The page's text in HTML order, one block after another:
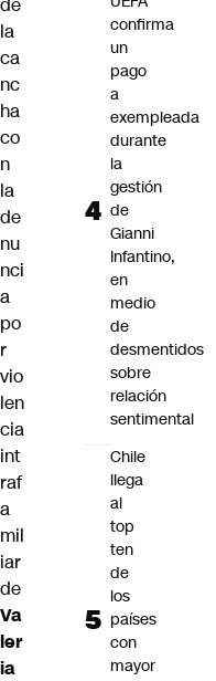
la
ca
nc
ha
co
n
la
de
nu
nci
a
po
r
vio
len
cia
int
raf
a
mil
iar
de
Va
ler
ia
confirma
un
pago
a
exempleada
durante
la
gestión
de
Gianni
Infantino,
en
medio
de
desmentidos
sobre
relación
sentimental
Chile
llega
al
top
ten
de
los
países
con
mayor